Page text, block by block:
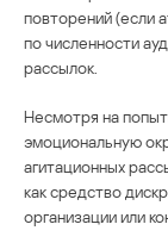
повторений (если
по численности
рассылок.
Несмотря на
эмоциональную
агитационных
как средство
организации или